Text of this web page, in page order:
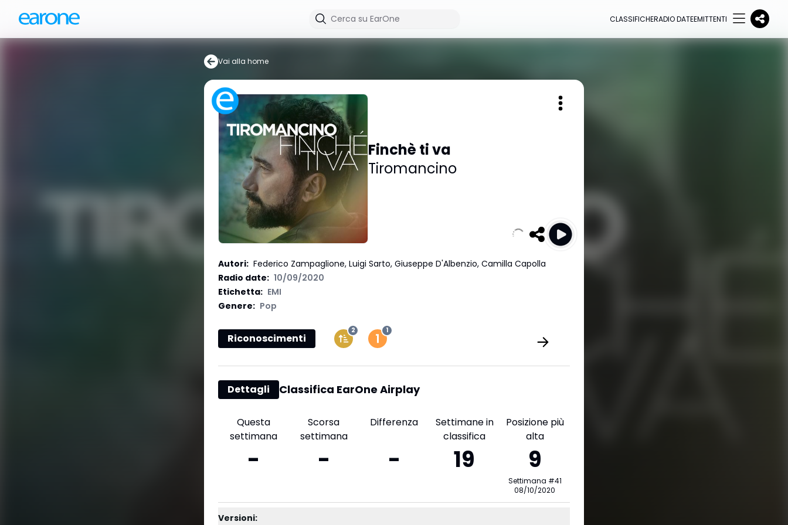
CLASSIFICHERADIO DATEEMITTENTI
Vai alla home
Finchè ti va
Tiromancino
Autori: Federico Zampaglione, Luigi Sarto, Giuseppe D'Albenzio, Camilla Capolla
Radio date: 10/09/2020
Etichetta: EMI
Genere: Pop
Riconoscimenti
2 1
Dettagli Classifica EarOne Airplay
Questa
settimana
-
Scorsa
settimana
-
Differenza
-
Settimane in
classifica
19
Posizione più
alta
9
Settimana #41
08/10/2020
Versioni: